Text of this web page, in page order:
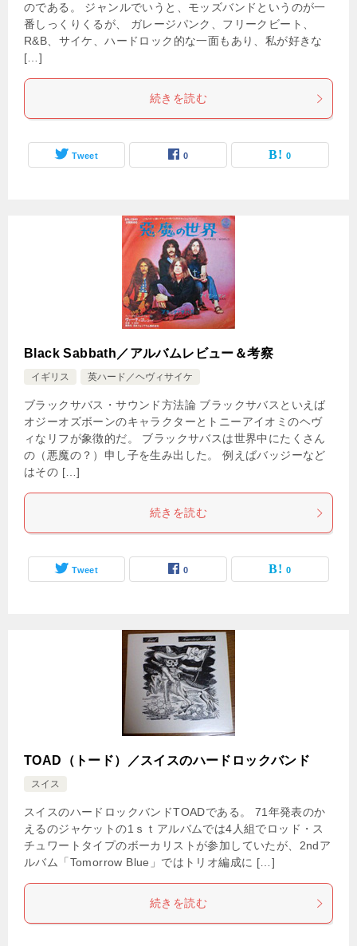
のである。 ジャンルでいうと、モッズバンドというのが一
番しっくりくるが、 ガレージパンク、フリークビート、
R&B、サイケ、ハードロック的な一面もあり、私が好きな
[…]
続きを読む
Tweet 0 0
Black Sabbath／アルバムレビュー＆考察
イギリス 英ハード／ヘヴィサイケ
ブラックサバス・サウンド方法論 ブラックサバスといえば
オジーオズボーンのキャラクターとトニーアイオミのヘヴ
ィなリフが象徴的だ。 ブラックサバスは世界中にたくさん
の（悪魔の？）申し子を生み出した。 例えばバッジーなど
はその […]
続きを読む
Tweet 0 0
TOAD（トード）／スイスのハードロックバンド
スイス
スイスのハードロックバンドTOADである。 71年発表のか
えるのジャケットの1ｓｔアルバムでは4人組でロッド・ス
チュワートタイプのボーカリストが参加していたが、2ndア
ルバム「Tomorrow Blue」ではトリオ編成に […]
続きを読む